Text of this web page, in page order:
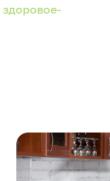
здоровое-